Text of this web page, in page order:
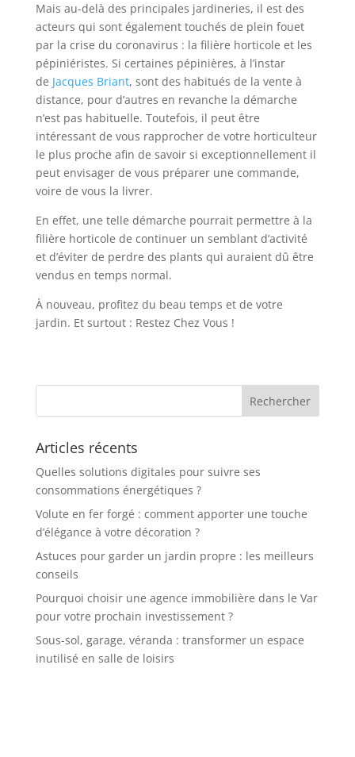
Mais au-delà des principales jardineries, il est des
acteurs qui sont également touchés de plein fouet
par la crise du coronavirus : la filière horticole et les
pépiniéristes. Si certaines pépinières, à l’instar
de Jacques Briant, sont des habitués de la vente à
distance, pour d’autres en revanche la démarche
n’est pas habituelle. Toutefois, il peut être
intéressant de vous rapprocher de votre horticulteur
le plus proche afin de savoir si exceptionnellement il
peut envisager de vous préparer une commande,
voire de vous la livrer.
En effet, une telle démarche pourrait permettre à la
filière horticole de continuer un semblant d’activité
et d’éviter de perdre des plants qui auraient dû être
vendus en temps normal.
À nouveau, profitez du beau temps et de votre
jardin. Et surtout : Restez Chez Vous !
Articles récents
Quelles solutions digitales pour suivre ses
consommations énergétiques ?
Volute en fer forgé : comment apporter une touche
d’élégance à votre décoration ?
Astuces pour garder un jardin propre : les meilleurs
conseils
Pourquoi choisir une agence immobilière dans le Var
pour votre prochain investissement ?
Sous-sol, garage, véranda : transformer un espace
inutilisé en salle de loisirs